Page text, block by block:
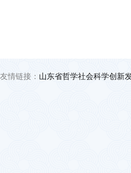
友情链接： 山东省哲学社会科学创新